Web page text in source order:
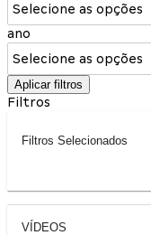
Selecione as opções
ano
Selecione as opções
Aplicar filtros
Filtros
Filtros Selecionados
VÍDEOS